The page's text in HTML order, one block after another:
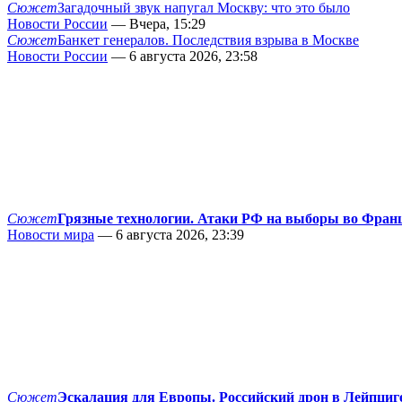
СюжетЗагадочный звук напугал Москву: что это было
Новости России — Вчера, 15:29
СюжетБанкет генералов. Последствия взрыва в Москве
Новости России — 6 августа 2026, 23:58
СюжетГрязные технологии. Атаки РФ на выборы во
Новости мира — 6 августа 2026, 23:39
СюжетЭскалация для Европы. Российский дрон в